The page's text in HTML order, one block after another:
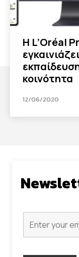
H L’Oréal
κοινότητα
12/06/2020